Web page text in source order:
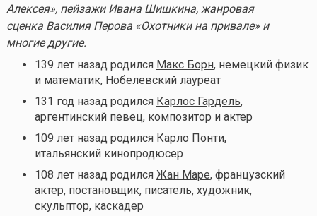
Алексея», пейзажи Ивана Шишкина, жанровая
сценка Василия Перова «Охотники на привале» и
многие другие.
139 лет назад родился Макс Борн, немецкий физик
и математик, Нобелевский лауреат
131 год назад родился Карлос Гардель,
аргентинский певец, композитор и актер
109 лет назад родился Карло Понти,
итальянский кинопродюсер
108 лет назад родился Жан Маре, французский
актер, постановщик, писатель, художник,
скульптор, каскадер